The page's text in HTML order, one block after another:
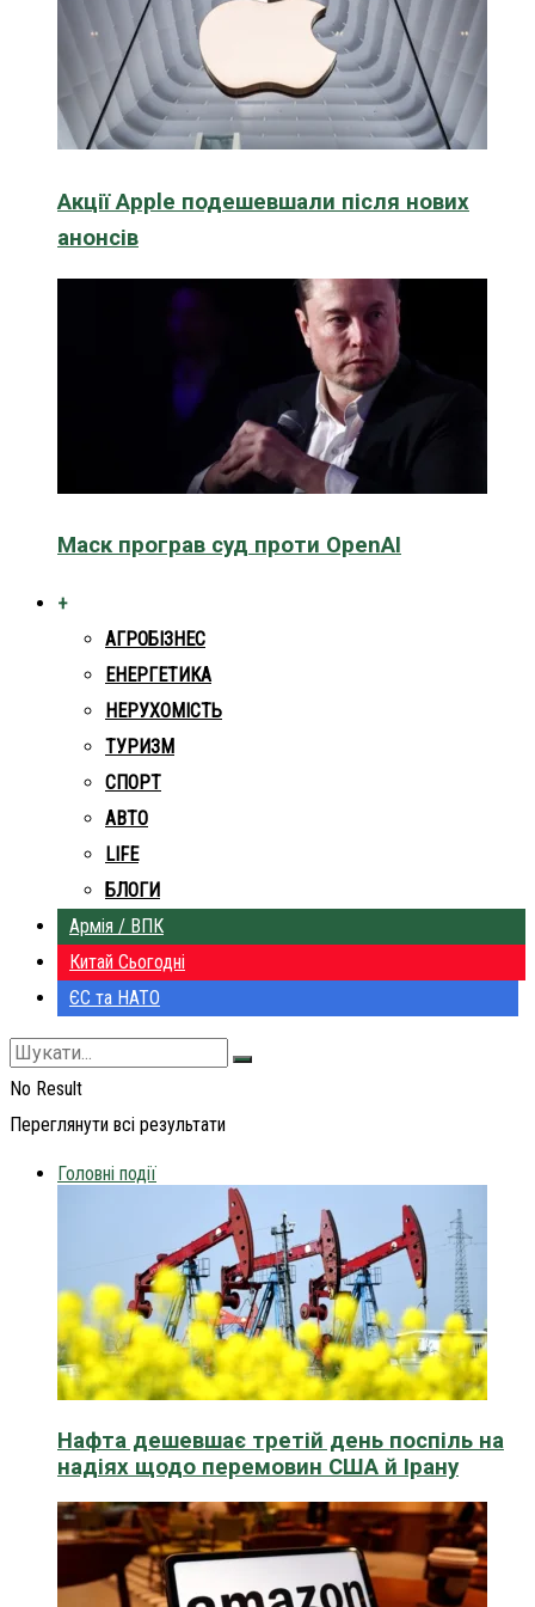
Акції Apple подешевшали після нових
анонсів
Маск програв суд проти OpenAI
+
АГРОБІЗНЕС
ЕНЕРГЕТИКА
НЕРУХОМІСТЬ
ТУРИЗМ
СПОРТ
АВТО
LIFE
БЛОГИ
Армія / ВПК
Китай Сьогодні
ЄС та НАТО
No Result
Переглянути всі результати
Головні події
Нафта дешевшає третій день поспіль на
надіях щодо перемовин США й Ірану